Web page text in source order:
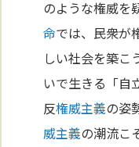
のような権威を
命では、民衆が
しい社会を築こ
いで生きる「自
反権威主義の姿
威主義の潮流こ